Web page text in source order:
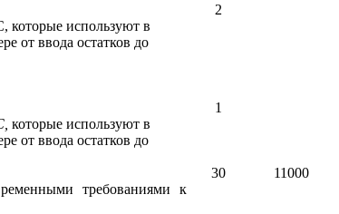
которые используют в
от ввода остатков до
2
которые используют в
от ввода остатков до
1
требованиями к
30 11000